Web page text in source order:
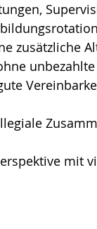
zusätzliche
mit